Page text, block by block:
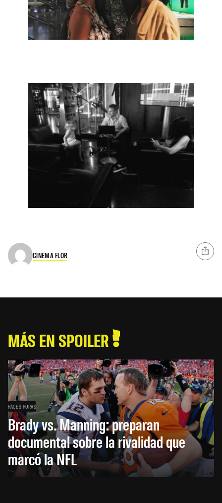
CINEMA FLOR
MÁS EN SPOILER
HACE 9 HORAS
Brady vs. Manning: preparan
documental sobre la rivalidad que
marcó la NFL